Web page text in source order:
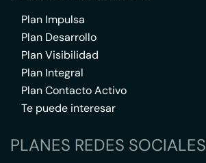
Plan Impulsa
Plan Desarrollo
Plan Visibilidad
Plan Integral
Plan Contacto Activo
Te puede interesar
PLANES REDES SOCIALES